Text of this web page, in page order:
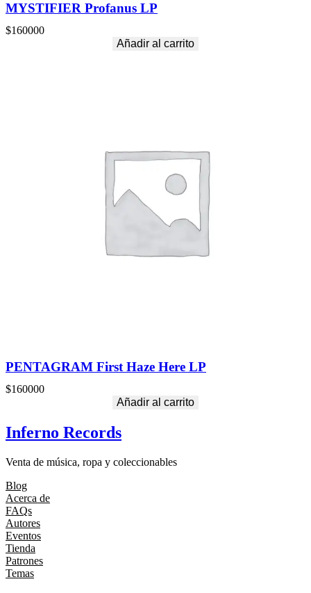
MYSTIFIER Profanus LP
$160000
Añadir al carrito
PENTAGRAM First Haze Here LP
$160000
Añadir al carrito
Inferno Records
Venta de música, ropa y coleccionables
Blog
Acerca de
FAQs
Autores
Eventos
Tienda
Patrones
Temas